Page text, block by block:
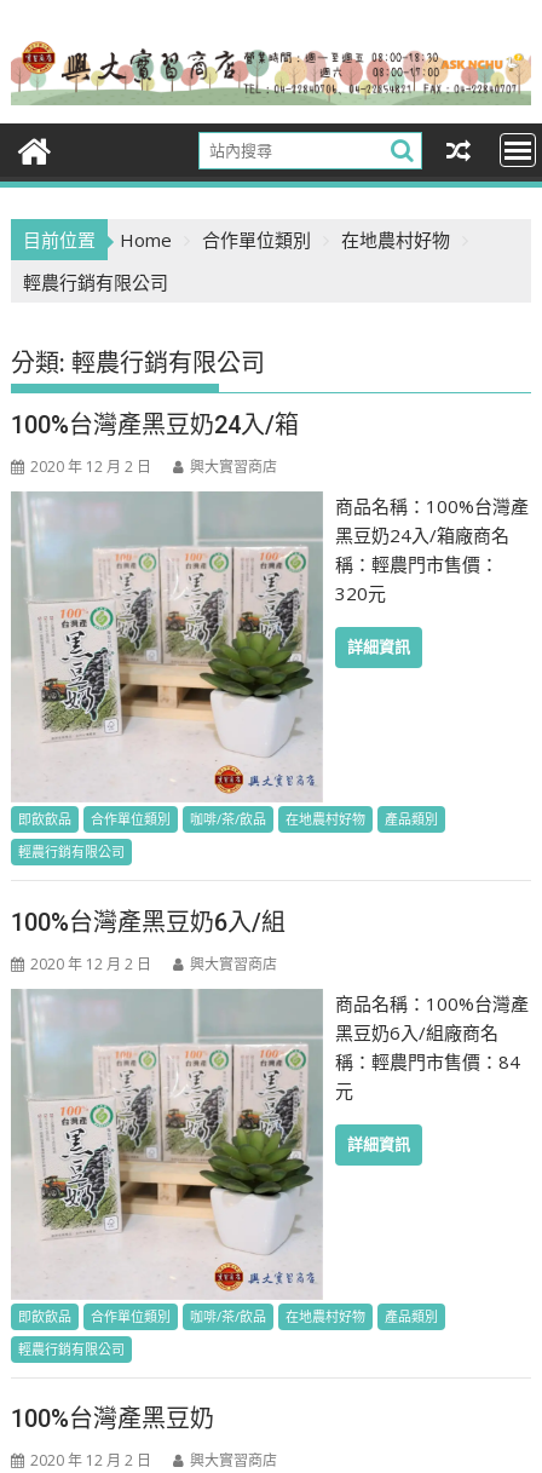
content
目前位置 Home 合作單位類別
在地農村好物
輕農行銷有限公司
分類:輕農行銷有限公司
100%台灣產黑豆奶24入/箱
2020 年 12 月 2 日 興大實習商店
商品名稱：100%台灣產
黑豆奶24入/箱廠商名
稱：輕農門市售價：
320元
詳細資訊
即飲飲品 合作單位類別 咖啡/茶/飲品 在地農村好物
產品類別
輕農行銷有限公司
100%台灣產黑豆奶6入/組
2020 年 12 月 2 日 興大實習商店
商品名稱：100%台灣產
黑豆奶6入/組廠商名
稱：輕農門市售價：84
元
詳細資訊
即飲飲品 合作單位類別 咖啡/茶/飲品 在地農村好物
產品類別
輕農行銷有限公司
100%台灣產黑豆奶
2020 年 12 月 2 日 興大實習商店